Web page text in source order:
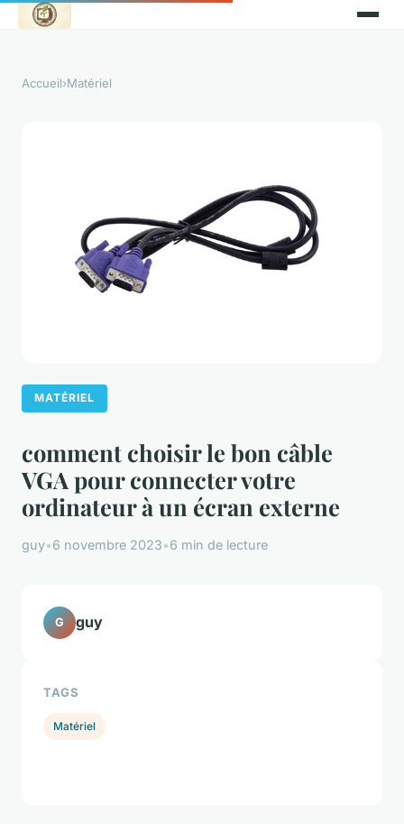
Accueil›Matériel
MATÉRIEL
comment choisir le bon câble
VGA pour connecter votre
ordinateur à un écran externe
guy•6 novembre 2023•6 min de lecture
G guy
TAGS
Matériel